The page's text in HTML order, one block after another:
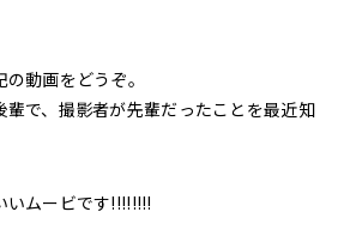
動画をどうぞ。
輩で、撮影者が先輩だったことを最近知
いムービです!!!!!!!!